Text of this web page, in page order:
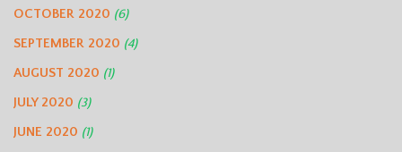
OCTOBER 2020 (6)
SEPTEMBER 2020 (4)
AUGUST 2020 (1)
JULY 2020 (3)
JUNE 2020 (1)